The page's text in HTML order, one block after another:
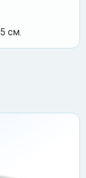
см.